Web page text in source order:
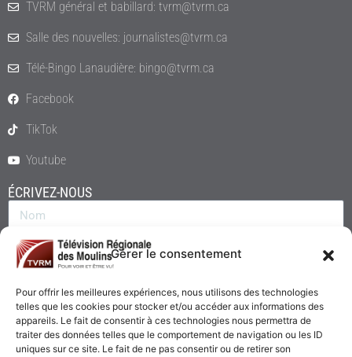
Gérer le consentement
Pour offrir les meilleures expériences, nous utilisons des technologies
telles que les cookies pour stocker et/ou accéder aux informations des
appareils. Le fait de consentir à ces technologies nous permettra de
traiter des données telles que le comportement de navigation ou les ID
uniques sur ce site. Le fait de ne pas consentir ou de retirer son
TVRM général et babillard: tvrm@tvrm.ca
Salle des nouvelles: journalistes@tvrm.ca
Télé-Bingo Lanaudière: bingo@tvrm.ca
Facebook
TikTok
Youtube
ÉCRIVEZ-NOUS